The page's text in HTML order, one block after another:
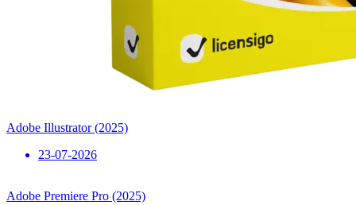
Adobe Illustrator (2025)
23-07-2026
Adobe Premiere Pro (2025)